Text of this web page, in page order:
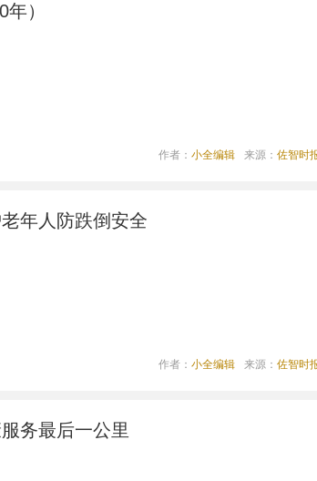
）
作者： 小全编辑 来源： 佐智时
年人防跌倒安全
作者： 小全编辑 来源： 佐智时
务最后一公里